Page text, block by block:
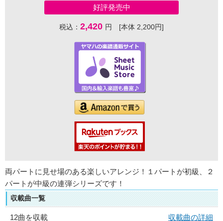
好評発売中
税込： 2,420 円 [本体 2,200円]
両パートに見せ場のある楽しいアレンジ！１パートが初級、２
パートが中級の連弾シリーズです！
収載曲一覧
12曲を収載
収載曲の詳細